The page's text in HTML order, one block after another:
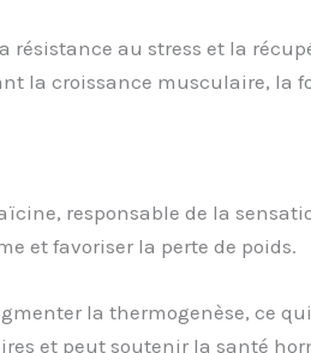
au stress et la
la croissance musculaire, la
responsable de la
et favoriser la perte de poids.
la thermogenèse, ce
et peut soutenir la santé